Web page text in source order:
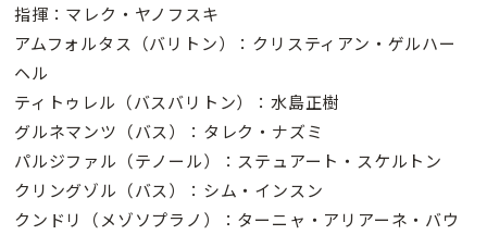
指揮：マレク・ヤノフスキ
アムフォルタス（バリトン）：クリスティアン・ゲルハー
ヘル
ティトゥレル（バスバリトン）：水島正樹
グルネマンツ（バス）：タレク・ナズミ
パルジファル（テノール）：ステュアート・スケルトン
クリングゾル（バス）：シム・インスン
クンドリ（メゾソプラノ）：ターニャ・アリアーネ・バウ